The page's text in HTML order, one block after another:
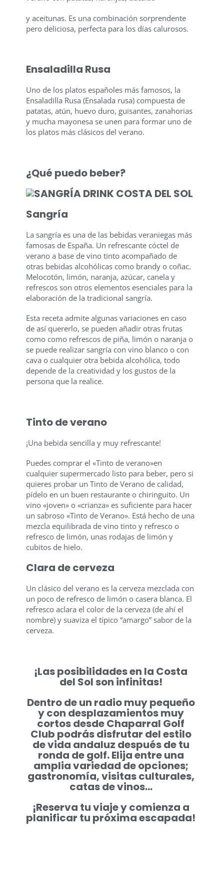
y aceitunas. Es una combinación sorprendente
pero deliciosa, perfecta para los días calurosos.
Ensaladilla Rusa
Uno de los platos españoles más famosos, la
Ensaladilla Rusa (Ensalada rusa) compuesta de
patatas, atún, huevo duro, guisantes, zanahorias
y mucha mayonesa se unen para formar uno de
los platos más clásicos del verano.
¿Qué puedo beber?
Sangría
La sangría es una de las bebidas veraniegas más
famosas de España. Un refrescante cóctel de
verano a base de vino tinto acompañado de
otras bebidas alcohólicas como brandy o coñac.
Melocotón, limón, naranja, azúcar, canela y
refrescos son otros elementos esenciales para la
elaboración de la tradicional sangría.
Esta receta admite algunas variaciones en caso
de así quererlo, se pueden añadir otras frutas
como como refrescos de piña, limón o naranja o
se puede realizar sangría con vino blanco o con
cava o cualquier otra bebida alcohólica, todo
depende de la creatividad y los gustos de la
persona que la realice.
Tinto de verano
¡Una bebida sencilla y muy refrescante!
Puedes comprar el «Tinto de verano»en
cualquier supermercado listo para beber, pero si
quieres probar un Tinto de Verano de calidad,
pídelo en un buen restaurante o chiringuito. Un
vino «joven» o «crianza» es suficiente para hacer
un sabroso «Tinto de Verano». Está hecho de una
mezcla equilibrada de vino tinto y refresco o
refresco de limón, unas rodajas de limón y
cubitos de hielo.
Clara de cerveza
Un clásico del verano es la cerveza mezclada con
un poco de refresco de limón o casera blanca. El
refresco aclara el color de la cerveza (de ahí el
nombre) y suaviza el típico “amargo” sabor de la
cerveza.
¡Las posibilidades en la Costa
del Sol son infinitas!
Dentro de un radio muy pequeño
y con desplazamientos muy
cortos desde Chaparral Golf
Club podrás disfrutar del estilo
de vida andaluz después de tu
ronda de golf. Elija entre una
amplia variedad de opciones;
gastronomía, visitas culturales,
catas de vinos…
¡Reserva tu viaje y comienza a
planificar tu próxima escapada!